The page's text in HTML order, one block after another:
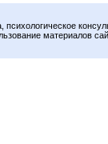
материалов